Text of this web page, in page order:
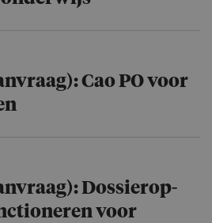
Cao PO voor
Dossierop­
voor